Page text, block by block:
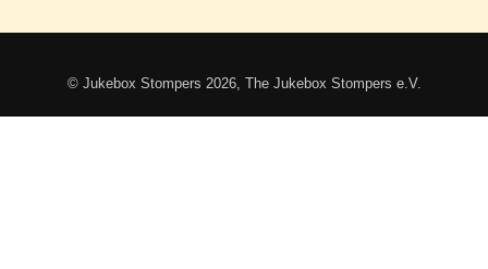
© Jukebox Stompers 2026, The Jukebox Stompers e.V.